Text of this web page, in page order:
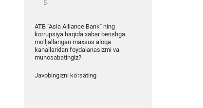
ATB "Asia Alliance Bank" ning
korrupsiya haqida xabar berishga
mo‘ljallangan maxsus aloqa
kanallaridan foydalanasizmi va
munosabatingiz?
Javobingizni ko'rsating